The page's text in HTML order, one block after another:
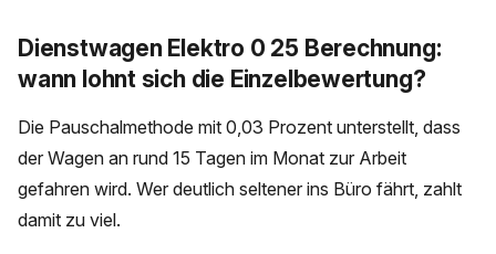
Dienstwagen Elektro 0 25 Berechnung:
wann lohnt sich die Einzelbewertung?
Die Pauschalmethode mit 0,03 Prozent unterstellt, dass
der Wagen an rund 15 Tagen im Monat zur Arbeit
gefahren wird. Wer deutlich seltener ins Büro fährt, zahlt
damit zu viel.